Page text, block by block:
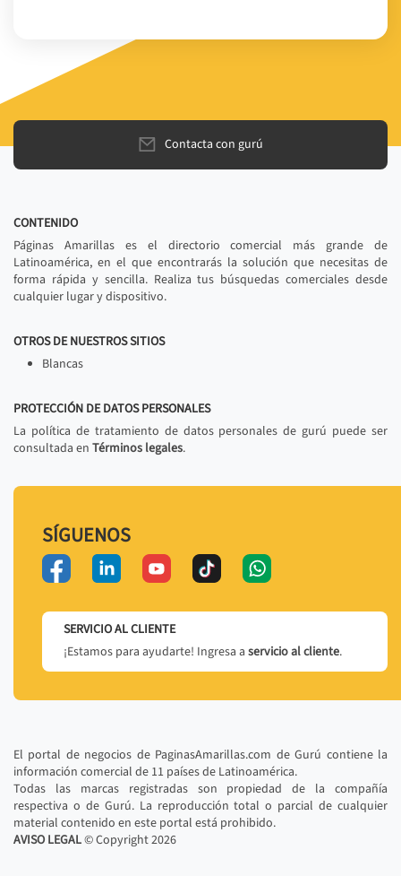
Contacta con gurú
CONTENIDO
Páginas Amarillas es el directorio comercial más grande de
Latinoamérica, en el que encontrarás la solución que necesitas de
forma rápida y sencilla. Realiza tus búsquedas comerciales desde
cualquier lugar y dispositivo.
OTROS DE NUESTROS SITIOS
Blancas
PROTECCIÓN DE DATOS PERSONALES
La política de tratamiento de datos personales de gurú puede ser
consultada en Términos legales.
SÍGUENOS
SERVICIO AL CLIENTE
¡Estamos para ayudarte! Ingresa a servicio al cliente.
El portal de negocios de PaginasAmarillas.com de Gurú contiene la
información comercial de 11 países de Latinoamérica.
Todas las marcas registradas son propiedad de la compañía
respectiva o de Gurú. La reproducción total o parcial de cualquier
material contenido en este portal está prohibido.
AVISO LEGAL© Copyright2026